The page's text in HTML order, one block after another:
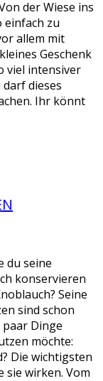
der Wiese ins
einfach zu
allem mit
Geschenk
viel intensiver
dieses
Ihr könnt
du seine
konservieren
Seine
sind schon
Dinge
möchte:
Die wichtigsten
sie wirken. Vom